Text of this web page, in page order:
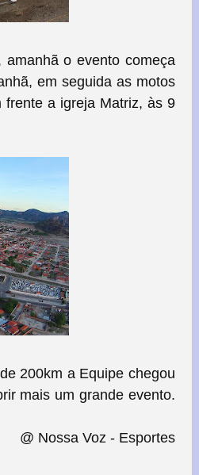
o evento começa
em seguida as motos
a igreja Matriz, às 9
200km aEquipe chegou
mais um grande evento.
@ Nossa Voz - Esportes